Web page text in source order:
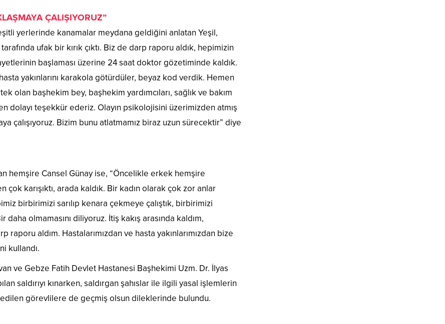
ÇALIŞIYORUZ”
yerlerinde kanamalar meydana geldiğini anlatan Yeşil,
ufak bir kırık çıktı. Biz de darp raporu aldık, hepimizin
başlaması üzerine 24 saat doktor gözetiminde kaldık.
yakınlarını karakola götürdüler, beyaz kod verdik. Hemen
olan başhekim bey, başhekim yardımcıları, sağlık ve bakım
teşekkür ederiz. Olayın psikolojisini üzerimizden atmış
çalışıyoruz. Bizim bunu atlatmamız biraz uzun sürecektir” diye
hemşire Cansel Günay ise, “Öncelikle erkek hemşire
çok karışıktı, arada kaldık. Bir kadın olarak çok zor anlar
birbirimizi sarılıp kenara çekmeye çalıştık, birbirimizi
olmamasını diliyoruz. İtiş kakış arasında kaldım,
raporu aldım. Hastalarımızdan ve hasta yakınlarımızdan bize
kullandı.
ve Gebze Fatih Devlet Hastanesi Başhekimi Uzm. Dr. İlyas
saldırıyı kınarken, saldırgan şahıslar ile ilgili yasal işlemlerin
edilen görevlilere de geçmiş olsun dileklerinde bulundu.